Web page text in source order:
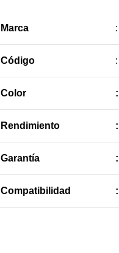
Marca :
Código :
Color :
Rendimiento :
Garantía :
Compatibilidad :